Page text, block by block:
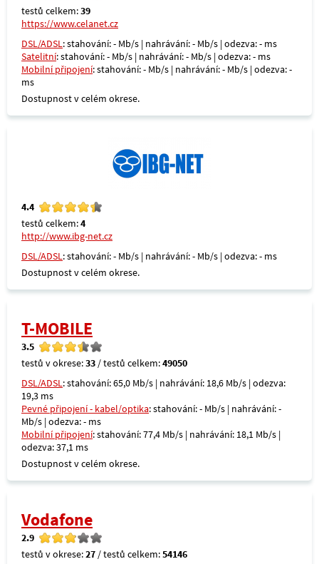
testů celkem:39
https://www.celanet.cz
DSL/ADSL: stahování: - Mb/s | nahrávání: - Mb/s | odezva: - ms
Satelitní: stahování: - Mb/s | nahrávání: - Mb/s | odezva: - ms
Mobilní připojení: stahování: - Mb/s | nahrávání: - Mb/s | odezva: -
ms
Dostupnost v celém okrese.
4.4
testů celkem:4
http://www.ibg-net.cz
DSL/ADSL: stahování: - Mb/s | nahrávání: - Mb/s | odezva: - ms
Dostupnost v celém okrese.
T-MOBILE
3.5
testů v okrese:33 / testů celkem:49050
DSL/ADSL: stahování: 65,0 Mb/s | nahrávání: 18,6 Mb/s | odezva:
19,3 ms
Pevné připojení - kabel/optika: stahování: - Mb/s | nahrávání: -
Mb/s | odezva: - ms
Mobilní připojení: stahování: 77,4 Mb/s | nahrávání: 18,1 Mb/s |
odezva: 37,1 ms
Dostupnost v celém okrese.
Vodafone
2.9
testů v okrese:27 / testů celkem:54146